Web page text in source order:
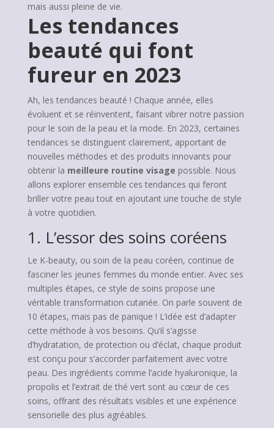
mais aussi pleine de vie.
Les tendances
beauté qui font
fureur en 2023
Ah, les tendances beauté ! Chaque année, elles
évoluent et se réinventent, faisant vibrer notre passion
pour le soin de la peau et la mode. En 2023, certaines
tendances se distinguent clairement, apportant de
nouvelles méthodes et des produits innovants pour
obtenir la meilleure routine visage possible. Nous
allons explorer ensemble ces tendances qui feront
briller votre peau tout en ajoutant une touche de style
à votre quotidien.
1. L’essor des soins coréens
Le K-beauty, ou soin de la peau coréen, continue de
fasciner les jeunes femmes du monde entier. Avec ses
multiples étapes, ce style de soins propose une
véritable transformation cutanée. On parle souvent de
10 étapes, mais pas de panique ! L’idée est d’adapter
cette méthode à vos besoins. Qu’il s’agisse
d’hydratation, de protection ou d’éclat, chaque produit
est conçu pour s’accorder parfaitement avec votre
peau. Des ingrédients comme l’acide hyaluronique, la
propolis et l’extrait de thé vert sont au cœur de ces
soins, offrant des résultats visibles et une expérience
sensorielle des plus agréables.